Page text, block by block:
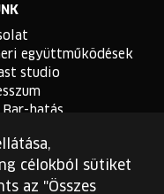
együttműködések
studio
Bar-hatás
célokból sütiket
az "Összes